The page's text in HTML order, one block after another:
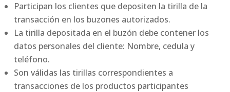
Participan los clientes que depositen la tirilla de la
transacción en los buzones autorizados.
La tirilla depositada en el buzón debe contener los
datos personales del cliente: Nombre, cedula y
teléfono.
Son válidas las tirillas correspondientes a
transacciones de los productos participantes